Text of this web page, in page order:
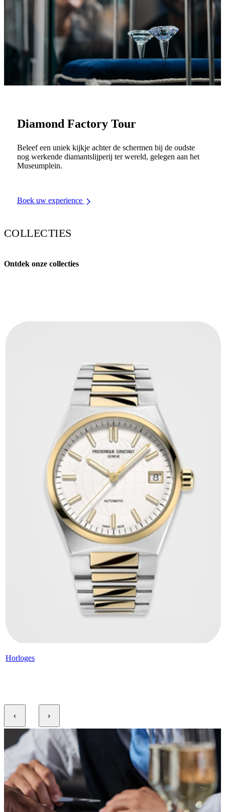
Diamond Factory Tour
Beleef een uniek kijkje achter de schermen bij de oudste
nog werkende diamantslijperij ter wereld, gelegen aan het
Museumplein.
Boek uw experience
COLLECTIES
Ontdek onze collecties
Horloges